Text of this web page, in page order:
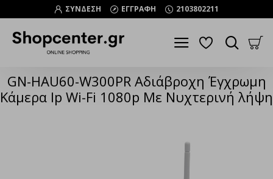
ΣΥΝΔΕΣΗ ΕΓΓΡΑΦΗ 2103802211
GN-HAU60-W300PR Aδιάβροχη Έγχρωμη
Κάμερα Ip Wi-Fi 1080p Με Νυχτερινή λήψη